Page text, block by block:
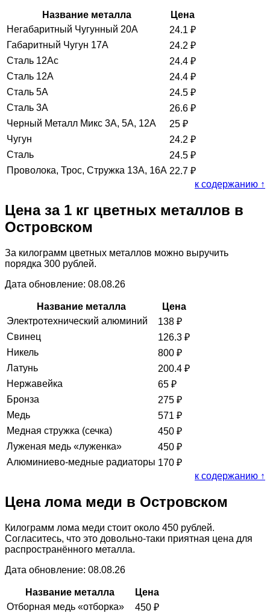
Название металла
Цена
Негабаритный Чугунный 20А
24.1 ₽
Габаритный Чугун 17А
24.2 ₽
Сталь 12Ас
24.4 ₽
Сталь 12А
24.4 ₽
Сталь 5А
24.5 ₽
Сталь 3А
26.6 ₽
Черный Металл Микс 3А, 5А, 12А
25 ₽
Чугун
24.2 ₽
Сталь
24.5 ₽
Проволока, Трос, Стружка 13А, 16А 22.7 ₽
к содержанию ↑
Цена за 1 кг цветных металлов в
Островском
За килограмм цветных металлов можно выручить
порядка 300 рублей.
Дата обновление: 08.08.26
Название металла
Цена
Электротехнический алюминий
138 ₽
Свинец
126.3 ₽
Никель
800 ₽
Латунь
200.4 ₽
Нержавейка
65 ₽
Бронза
275 ₽
Медь
571 ₽
Медная стружка (сечка)
450 ₽
Луженая медь «луженка»
450 ₽
Алюминиево-медные радиаторы 170 ₽
к содержанию ↑
Цена лома меди в Островском
Килограмм лома меди стоит около 450 рублей.
Согласитесь, что это довольно-таки приятная цена для
распространённого металла.
Дата обновление: 08.08.26
Название металла
Цена
Отборная медь «отборка»
450 ₽